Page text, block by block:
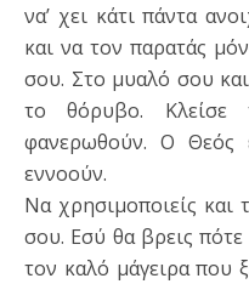
να’ χει κάτι πάντα
και να τον παρατάς
σου. Στο μυαλό σου
το θόρυβο.
φανερωθούν. Ο Θεός
εννοούν.
Να χρησιμοποιείς και
σου. Εσύ θα βρεις
τον καλό μάγειρα που